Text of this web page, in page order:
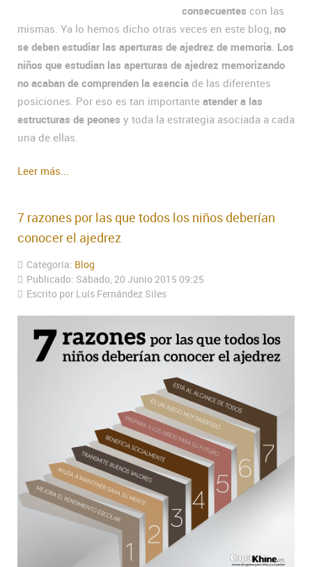
consecuentes con las
mismas. Ya lo hemos dicho otras veces en este blog, no
se deben estudiar las aperturas de ajedrez de memoria Los
niños que estudian las aperturas de ajedrez memorizando
no acaban de comprenden la esencia de las diferentes
posiciones. Por eso es tan importante atender a las
estructuras de peones y toda la estrategia asociada a cada
una de ellas.
Leer más...
7 razones por las que todos los niños deberían
conocer el ajedrez
Categoría: Blog
Publicado: Sábado, 20 Junio 2015 09:25
Escrito por Luís Fernández Siles